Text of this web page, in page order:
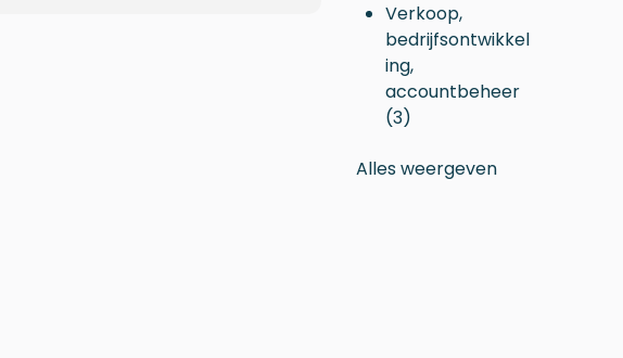
Verkoop,
bedrijfsontwikkel
ing,
accountbeheer
(3)
Alles weergeven